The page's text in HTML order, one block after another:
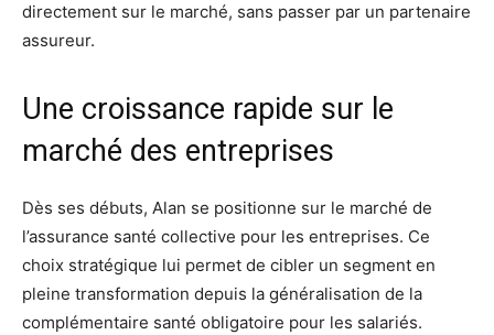
directement sur le marché, sans passer par un partenaire
assureur.
Une croissance rapide sur le
marché des entreprises
Dès ses débuts, Alan se positionne sur le marché de
l’assurance santé collective pour les entreprises. Ce
choix stratégique lui permet de cibler un segment en
pleine transformation depuis la généralisation de la
complémentaire santé obligatoire pour les salariés.